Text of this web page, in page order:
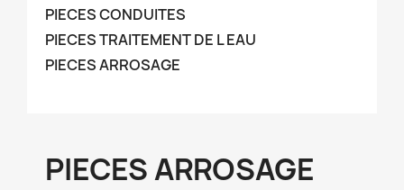
PIECES CONDUITES
PIECES TRAITEMENT DE L EAU
PIECES ARROSAGE
PIECES ARROSAGE